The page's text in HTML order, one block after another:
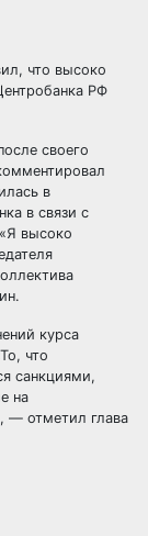
что высоко
РФ
своего
в
в связи с
высоко
курса
что
санкциями,
на
— отметил глава